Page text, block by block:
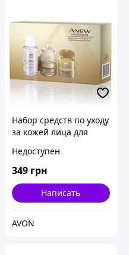
Набор средств по уходу
за кожей лица для
«Омоложение. Мульти-
уход» Avon, Эйвон,
Ейвон
Недоступен
349 грн
Написать
AVON